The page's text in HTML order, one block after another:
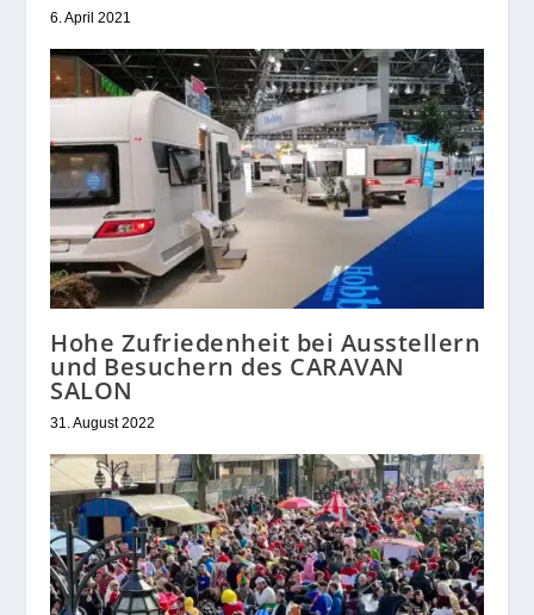
6. April 2021
Hohe Zufriedenheit bei Ausstellern
und Besuchern des CARAVAN
SALON
31. August 2022